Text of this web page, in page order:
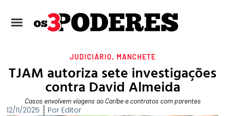
JUDICIÁRIO, MANCHETE
TJAM autoriza sete investigações
contra David Almeida
Casos envolvem viagens ao Caribe e contratos com parentes
12/11/2025 Por Editor